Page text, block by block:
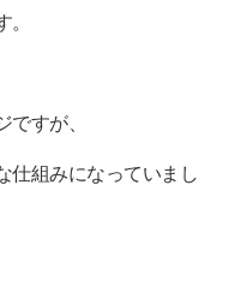
すが、
仕組みになっていまし